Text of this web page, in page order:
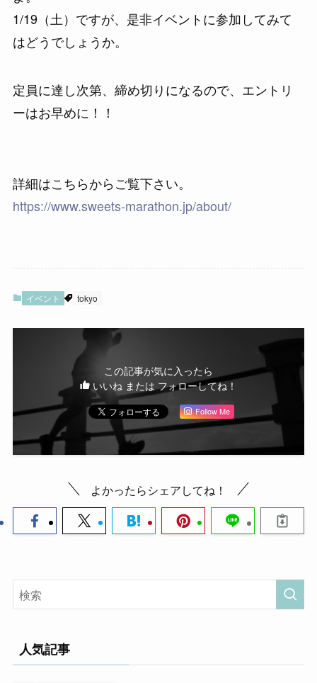
1/19（土）ですが、是非イベントに参加してみて
はどうでしょうか。
定員に達し次第、締め切りになるので、エントリ
ーはお早めに！！
詳細はこちらからご覧下さい。
https://www.sweets-marathon.jp/about/
イベント tokyo
この記事が気に入ったら
いいね または フォローしてね！
Follow Me
よかったらシェアしてね！
人気記事